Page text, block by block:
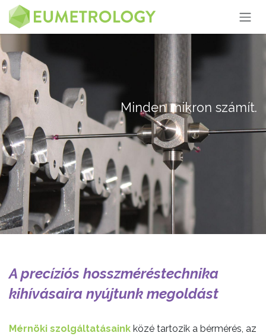
Kihagyás és továbblépés a tartalomhoz
Minden mikron számít.
A precíziós hosszméréstechnika
kihívásaira nyújtunk megoldást
Mérnöki szolgáltatásaink közé tartozik a bérmérés, az